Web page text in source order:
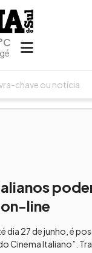
line
dia 27 de junho, é
Cinema Italiano”.